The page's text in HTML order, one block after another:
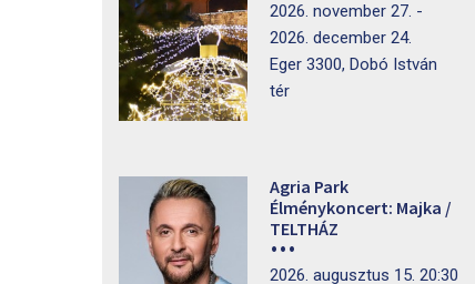
2026. november 27. -
2026. december 24.
Eger 3300, Dobó István
tér
Agria Park
Élménykoncert: Majka /
TELTHÁZ
2026. augusztus 15. 20:30